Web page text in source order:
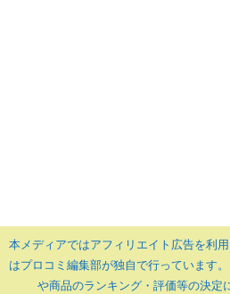
本メディアではアフィリエイト広告を利
はプロコミ編集部が独自で行っています
や商品のランキング・評価等の決定